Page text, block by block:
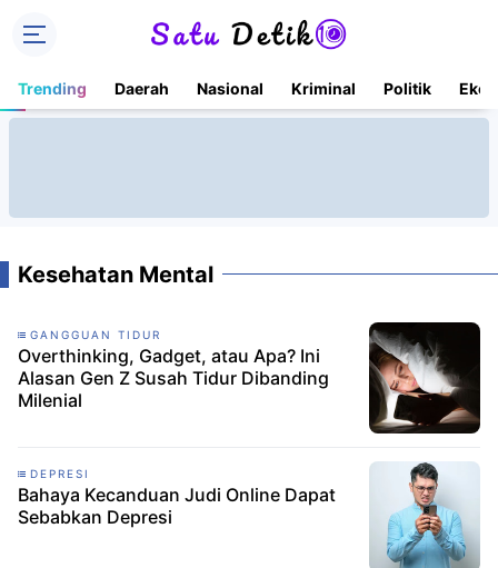
Trending Daerah Nasional Kriminal Politik
Kesehatan Mental
GANGGUAN TIDUR
Overthinking, Gadget, atau Apa? Ini
Alasan Gen Z Susah Tidur Dibanding
Milenial
DEPRESI
Bahaya Kecanduan Judi Online Dapat
Sebabkan Depresi